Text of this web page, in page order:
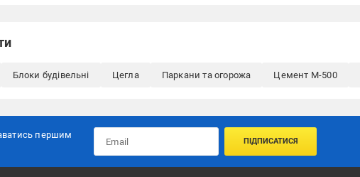
Блоки будівельні Цегла Паркани та огорожа Цемент М-500
першим
ПІДПИСАТИСЯ